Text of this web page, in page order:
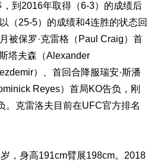
到2016年取得（6-3）的成绩后
（25-5）的成绩和4连胜的状态回
被保罗·克雷格（Paul Craig）首
塔夫森（Alexander
）、首回合降服瑞安·斯潘
Reyes）首局KO告负，刚
。克雷洛夫目前在UFC官方排名
，身高191cm臂展198cm。2018